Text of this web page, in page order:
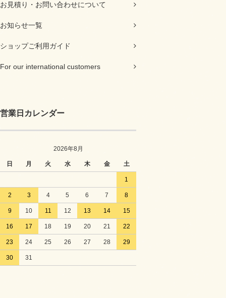
お見積り・お問い合わせについて
お知らせ一覧
ショップご利用ガイド
For our international customers
営業日カレンダー
2026年8月
日 月 火 水 木 金 土
1
2 3 4 5 6 7 8
9 10 11 12 13 14 15
16 17 18 19 20 21 22
23 24 25 26 27 28 29
30 31